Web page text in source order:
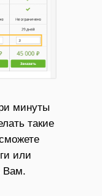
минуты
такие
или
Вам.